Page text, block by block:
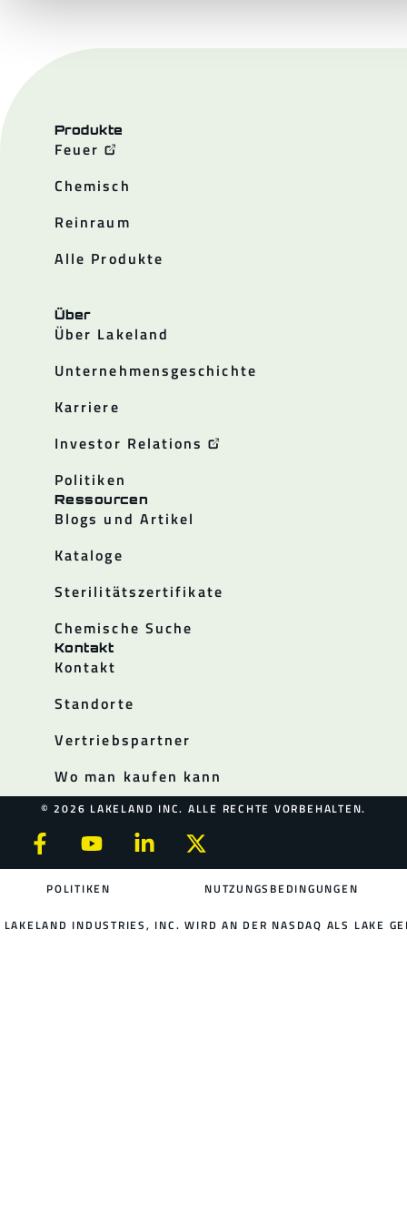
Produkte
Feuer
Chemisch
Reinraum
Alle Produkte
Über
Über Lakeland
Unternehmensgeschichte
Karriere
Investor Relations
Politiken
Ressourcen
Blogs und Artikel
Kataloge
Sterilitätszertifikate
Chemische Suche
Kontakt
Kontakt
Standorte
Vertriebspartner
Wo man kaufen kann
© 2026 LAKELAND INC. ALLE RECHTE VORBEHALTEN.
POLITIKEN NUTZUNGSBEDINGUNGEN
LAKELAND INDUSTRIES, INC. WIRD AN DER NASDAQ ALS LAKE